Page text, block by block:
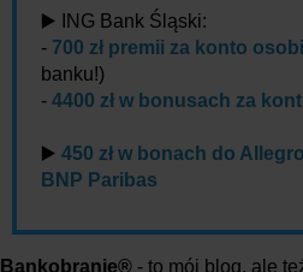
▶️ ING Bank Śląski:
- 700 zł premii za konto
banku!)
- 4400 zł w bonusach za
▶️ 450 zł w bonach do
BNP Paribas
Bankobranie® - to mój blog, ale